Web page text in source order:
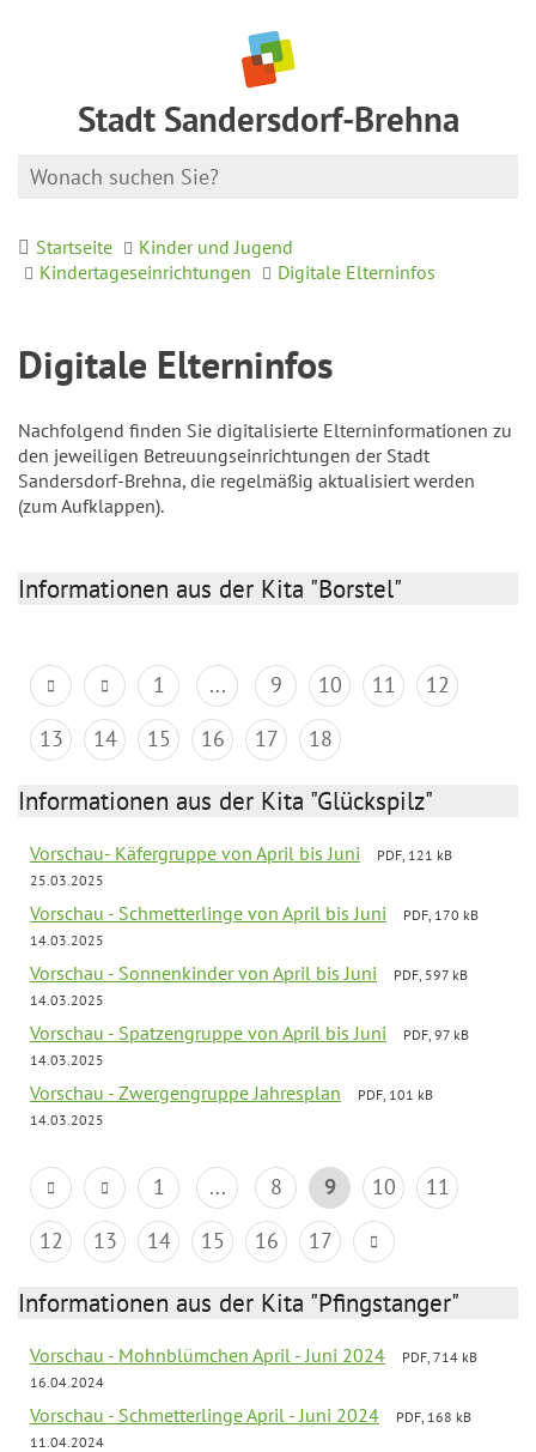
Stadt Sandersdorf-Brehna
Startseite
Kinder und Jugend
Kindertageseinrichtungen
Digitale Elterninfos
Digitale Elterninfos
Nachfolgend finden Sie digitalisierte Elterninformationen zu
den jeweiligen Betreuungseinrichtungen der Stadt
Sandersdorf-Brehna, die regelmäßig aktualisiert werden
(zum Aufklappen).
Informationen aus der Kita "Borstel"
1 ... 9 10 11
12
13
14 15 16 17 18
Informationen aus der Kita "Glückspilz"
Vorschau- Käfergruppe von April bis Juni
PDF, 121 kB
25.03.2025
Vorschau - Schmetterlinge von April bis Juni
PDF, 170 kB
14.03.2025
Vorschau - Sonnenkinder von April bis Juni
PDF, 597 kB
14.03.2025
Vorschau - Spatzengruppe von April bis Juni
PDF, 97 kB
14.03.2025
Vorschau - Zwergengruppe Jahresplan
PDF, 101 kB
14.03.2025
1 ... 8 9 10
11
12
13 14 15 16 17
Informationen aus der Kita "Pfingstanger"
Vorschau - Mohnblümchen April - Juni 2024
PDF, 714 kB
16.04.2024
Vorschau - Schmetterlinge April - Juni 2024
PDF, 168 kB
11.04.2024